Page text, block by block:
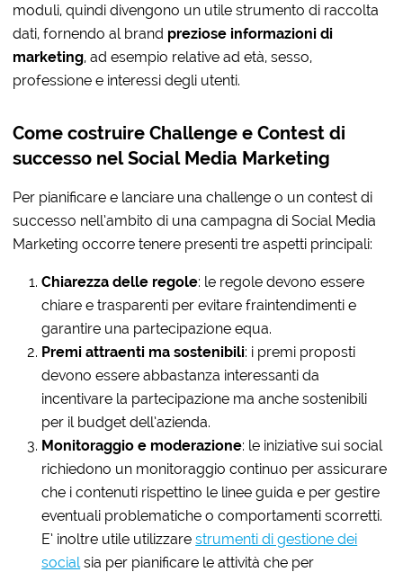
moduli, quindi divengono un utile strumento di raccolta
dati, fornendo al brand preziose informazioni di
marketing, ad esempio relative ad età, sesso,
professione e interessi degli utenti.
Come costruire Challenge e Contest di
successo nel Social Media Marketing
Per pianificare e lanciare una challenge o un contest di
successo nell’ambito di una campagna di Social Media
Marketing occorre tenere presenti tre aspetti principali:
Chiarezza delle regole: le regole devono essere
chiare e trasparenti per evitare fraintendimenti e
garantire una partecipazione equa.
Premi attraenti ma sostenibili: i premi proposti
devono essere abbastanza interessanti da
incentivare la partecipazione ma anche sostenibili
per il budget dell’azienda.
Monitoraggio e moderazione: le iniziative sui social
richiedono un monitoraggio continuo per assicurare
che i contenuti rispettino le linee guida e per gestire
eventuali problematiche o comportamenti scorretti.
E’ inoltre utile utilizzarestrumenti di gestione dei
social sia per pianificare le attività che per